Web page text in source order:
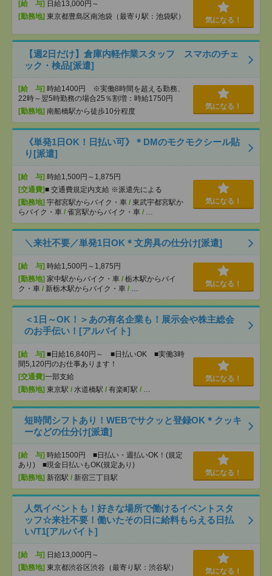
[給 与] 日給13,000円～
[勤務地] 東京都豊島区南池袋（最寄り駅：池袋駅） 気になる！
【週2日だけ】倉庫内軽作業スタッフ スマホのチェ
ック・検品[派遣]
[給 与] 時給1400円 ※実働8時間を超える勤務、
22時～翌5時勤務の場合25％割増：時給1750円
[勤務地] 南船橋駅から徒歩10分程度
気になる！
《単発1日OK！日払い可》＊DMのモクモクシール貼
り[派遣]
[給 与] 時給1,500円～1,875円
[交通費]■ 交通費規定内支給 ※派遣先による
[勤務地] 宇都宮駅からバイク・車 / 東武宇都宮駅か
らバイク・車 / 雀宮駅からバイク・車 / …
気になる！
＼来社不要／単発1日OK＊文房具の仕分け[派遣]
[給 与] 時給1,500円～1,875円
[勤務地] 家中駅からバイク・車 / 栃木駅からバイ
ク・車 / 新栃木駅からバイク・車 / …
気になる！
＜1日～OK！＞あの有名企業も！展示会や株主総会
のお手伝い！[アルバイト]
[給 与] ■日給16,840円～ ■日払いOK ■実働3時
間5,120円のお仕事あります！
[交通費]一部支給
[勤務地] 東京駅 / 水道橋駅 / 有楽町駅 / …
気になる！
短時間シフトあり！WEBでサクッと登録OK＊クッキ
ーなどの仕分け[派遣]
[給 与] 時給1500円 ■日払い・週払いOK！(規定
あり) ■現金日払いもOK(規定あり)
[勤務地] 新宿駅 / 新宿三丁目駅
気になる！
人気イベントも！好きな場所で働けるイベントスタ
ッフ☆来社不要！働いたその日に給料もらえる日払
い/T1[アルバイト]
[給 与] 日給13,000円～
[勤務地] 東京都渋谷区渋谷（最寄り駅：渋谷駅） 気になる！